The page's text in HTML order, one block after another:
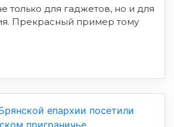
только для гаджетов, но и для
Прекрасный пример тому